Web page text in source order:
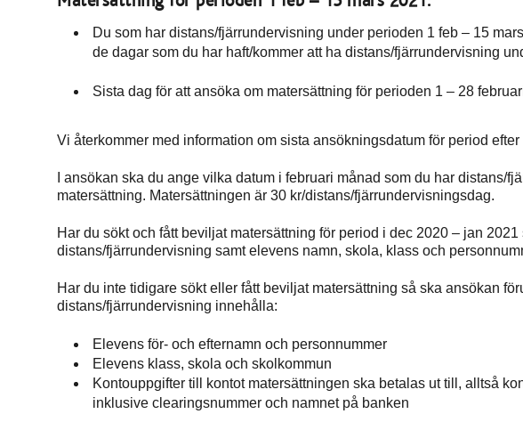
Du som har distans/fjärrundervisning under perioden 1 feb – 15
de dagar som du har haft/kommer att ha distans/fjärrundervisning
Sista dag för att ansöka om matersättning för perioden 1 – 28
Vi återkommer med information om sista ansökningsdatum för period
I ansökan ska du ange vilka datum i februari månad som du har distans/
matersättning. Matersättningen är 30 kr/distans/fjärrundervisningsdag.
Har du sökt och fått beviljat matersättning för period i dec 2020 – jan
distans/fjärrundervisning samt elevens namn, skola, klass och
Har du inte tidigare sökt eller fått beviljat matersättning så ska ansökan
distans/fjärrundervisning innehålla:
Elevens för- och efternamn och personnummer
Elevens klass, skola och skolkommun
Kontouppgifter till kontot matersättningen ska betalas ut till, alltså
inklusive clearingsnummer och namnet på banken